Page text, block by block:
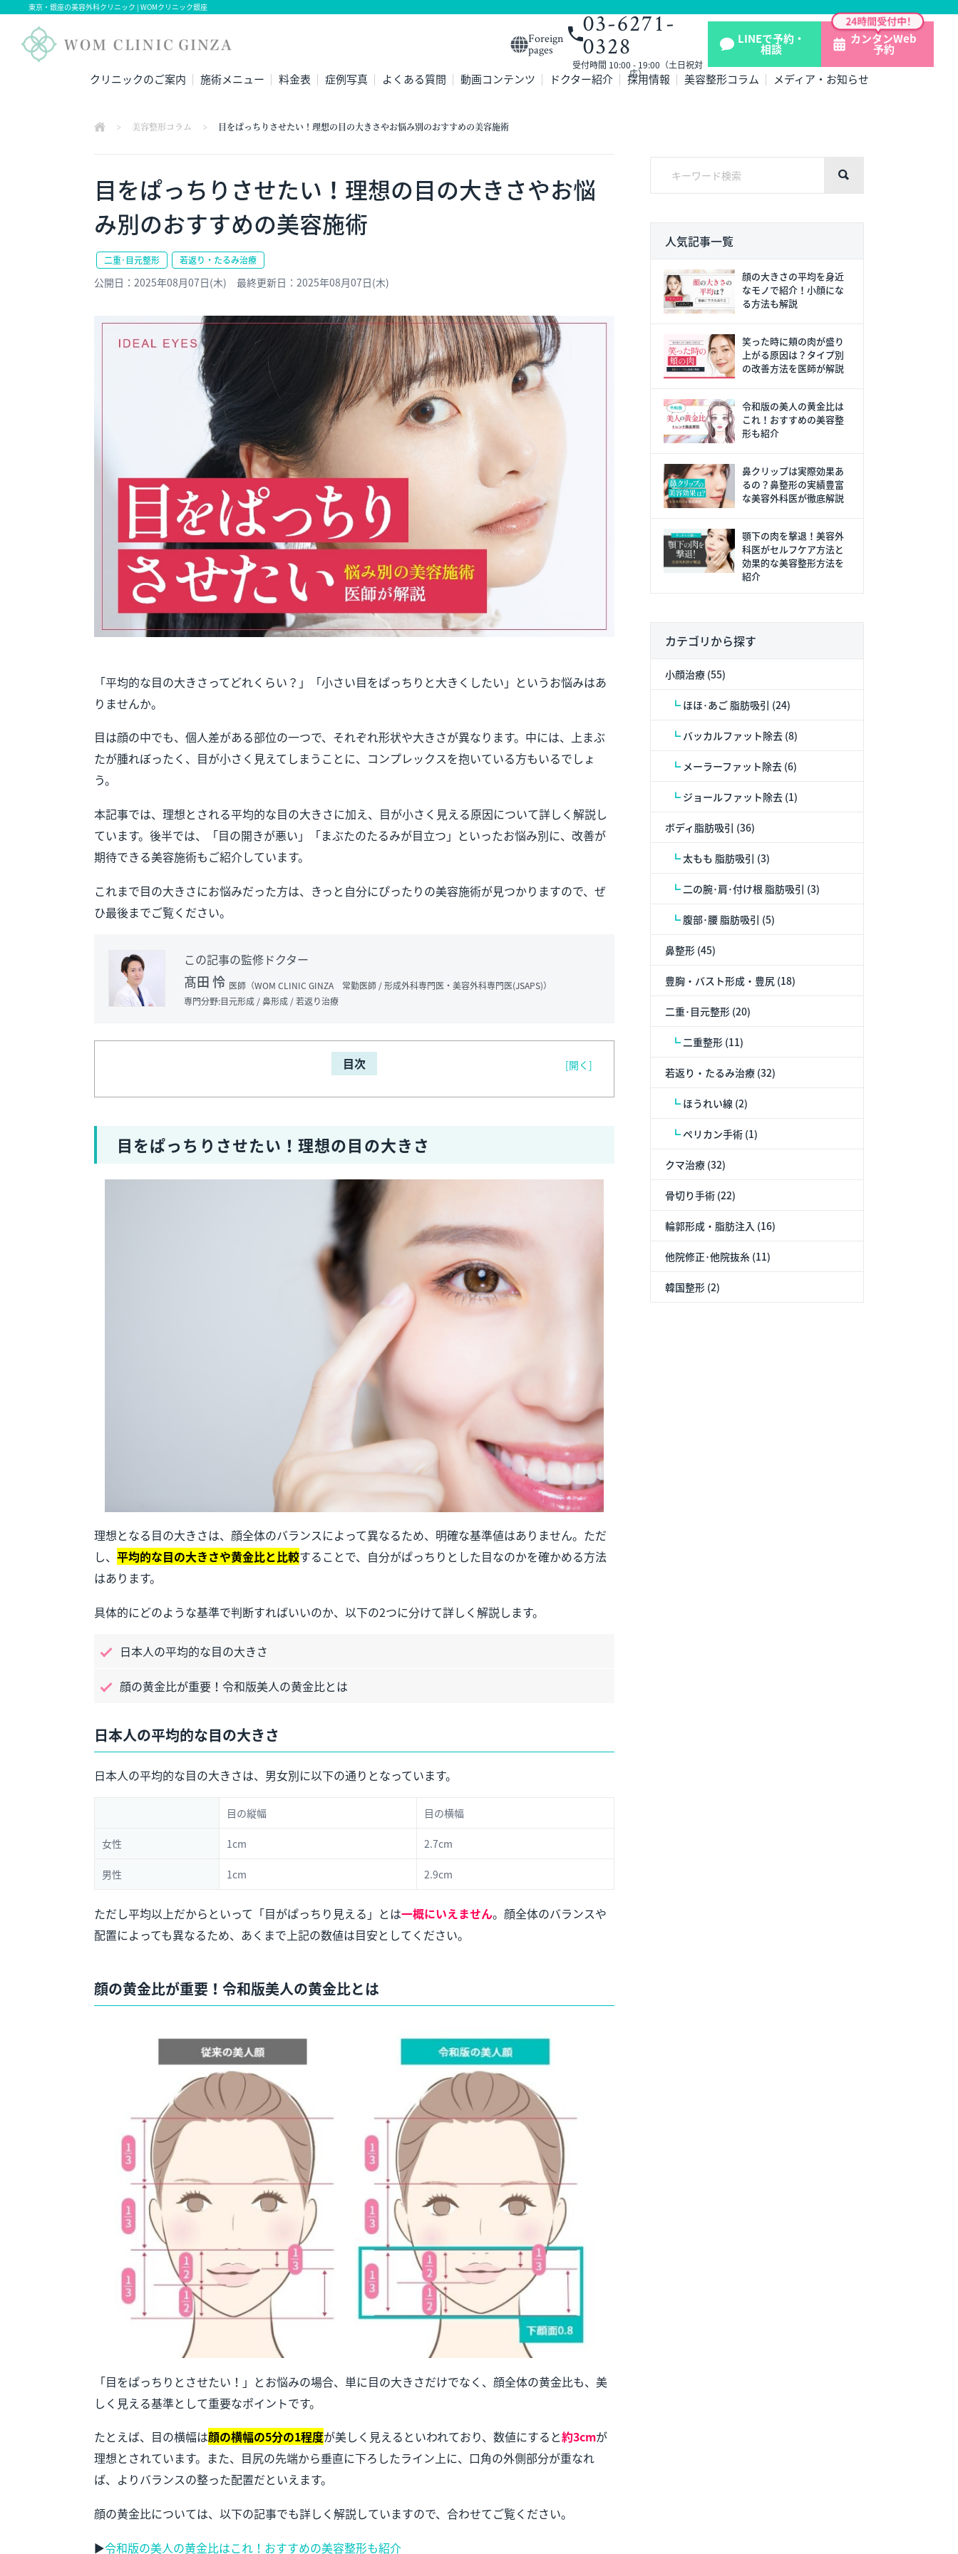
東京・銀座の美容外科クリニック | WOMクリニック銀座
Foreign
pages
03-6271-
0328
受付時間 10:00 - 19:00（土日祝対
応）
LINEで予約・
相談
カンタンWeb
予約
クリニックのご案内
施術メニュー 料金表 症例写真 よくある質問 動画コンテンツ ドクター紹介 採用情報 美容整形コラム メディア・お知らせ
> 美容整形コラム > 目をぱっちりさせたい！理想の目の大きさやお悩み別のおすすめの美容施術
目をぱっちりさせたい！理想の目の大きさやお悩
み別のおすすめの美容施術
二重･目元整形 若返り・たるみ治療
公開日：2025年08月07日(木) 最終更新日：2025年08月07日(木)
「平均的な目の大きさってどれくらい？」「小さい目をぱっちりと大きくしたい」というお悩みはあ
りませんか。
目は顔の中でも、個人差がある部位の一つで、それぞれ形状や大きさが異なります。中には、上まぶ
たが腫れぼったく、目が小さく見えてしまうことに、コンプレックスを抱いている方もいるでしょ
う。
本記事では、理想とされる平均的な目の大きさに加え、目が小さく見える原因について詳しく解説し
ています。後半では、「目の開きが悪い」「まぶたのたるみが目立つ」といったお悩み別に、改善が
期待できる美容施術もご紹介しています。
これまで目の大きさにお悩みだった方は、きっと自分にぴったりの美容施術が見つかりますので、ぜ
ひ最後までご覧ください。
この記事の監修ドクター
髙田 怜 医師 （WOM CLINIC GINZA 常勤医師 / 形成外科専門医・美容外科専門医(JSAPS)）
専門分野:目元形成 / 鼻形成 / 若返り治療
目次 [開く]
目をぱっちりさせたい！理想の目の大きさ
理想となる目の大きさは、顔全体のバランスによって異なるため、明確な基準値はありません。ただ
し、 平均的な目の大きさや黄金比と比較することで、自分がぱっちりとした目なのかを確かめる方法
はあります。
具体的にどのような基準で判断すればいいのか、以下の2つに分けて詳しく解説します。
日本人の平均的な目の大きさ
顔の黄金比が重要！令和版美人の黄金比とは
日本人の平均的な目の大きさ
日本人の平均的な目の大きさは、男女別に以下の通りとなっています。
目の縦幅 目の横幅
女性 1cm 2.7cm
男性 1cm 2.9cm
ただし平均以上だからといって「目がぱっちり見える」とは一概にいえません。顔全体のバランスや
配置によっても異なるため、あくまで上記の数値は目安としてください。
顔の黄金比が重要！令和版美人の黄金比とは
「目をぱっちりとさせたい！」とお悩みの場合、単に目の大きさだけでなく、顔全体の黄金比も、美
しく見える基準として重要なポイントです。
たとえば、目の横幅は顔の横幅の5分の1程度が美しく見えるといわれており、数値にすると約3cmが
理想とされています。また、目尻の先端から垂直に下ろしたライン上に、口角の外側部分が重なれ
ば、よりバランスの整った配置だといえます。
顔の黄金比については、以下の記事でも詳しく解説していますので、合わせてご覧ください。
▶令和版の美人の黄金比はこれ！おすすめの美容整形も紹介
人気記事一覧
顔の大きさの平均を身近
なモノで紹介！小顔にな
る方法も解説
笑った時に頬の肉が盛り
上がる原因は？タイプ別
の改善方法を医師が解説
令和版の美人の黄金比は
これ！おすすめの美容整
形も紹介
鼻クリップは実際効果あ
るの？鼻整形の実績豊富
な美容外科医が徹底解説
顎下の肉を撃退！美容外
科医がセルフケア方法と
効果的な美容整形方法を
紹介
カテゴリから探す
小顔治療 (55)
┗ ほほ･あご 脂肪吸引 (24)
┗ バッカルファット除去 (8)
┗ メーラーファット除去 (6)
┗ ジョールファット除去 (1)
ボディ脂肪吸引 (36)
┗太もも 脂肪吸引 (3)
┗二の腕･肩･付け根 脂肪吸引 (3)
┗ 腹部･腰 脂肪吸引 (5)
鼻整形 (45)
豊胸・バスト形成・豊尻 (18)
二重･目元整形 (20)
┗二重整形 (11)
若返り・たるみ治療 (32)
┗ ほうれい線 (2)
┗ペリカン手術 (1)
クマ治療 (32)
骨切り手術 (22)
輪郭形成・脂肪注入 (16)
他院修正･他院抜糸 (11)
韓国整形 (2)